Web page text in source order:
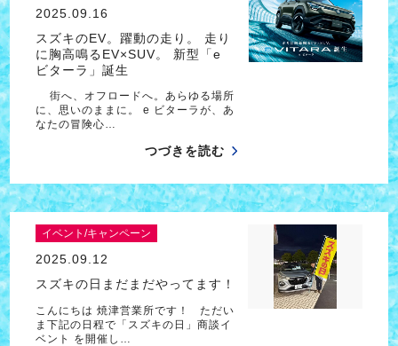
2025.09.16
スズキのEV。躍動の走り。 走り
に胸高鳴るEV×SUV。 新型「e
ビターラ」誕生
街へ、オフロードへ。あらゆる場所
に、思いのままに。 e ビターラが、あ
なたの冒険心…
つづきを読む
イベント/キャンペーン
2025.09.12
スズキの日まだまだやってます！
こんにちは 焼津営業所です！ ただい
ま下記の日程で「スズキの日」商談イ
ベント を開催し…